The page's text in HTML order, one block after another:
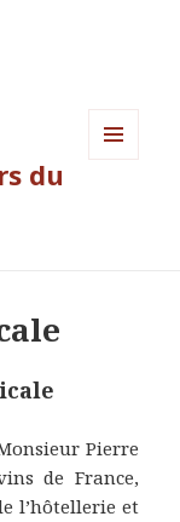
du
Pierre
de France,
l’hôtellerie et